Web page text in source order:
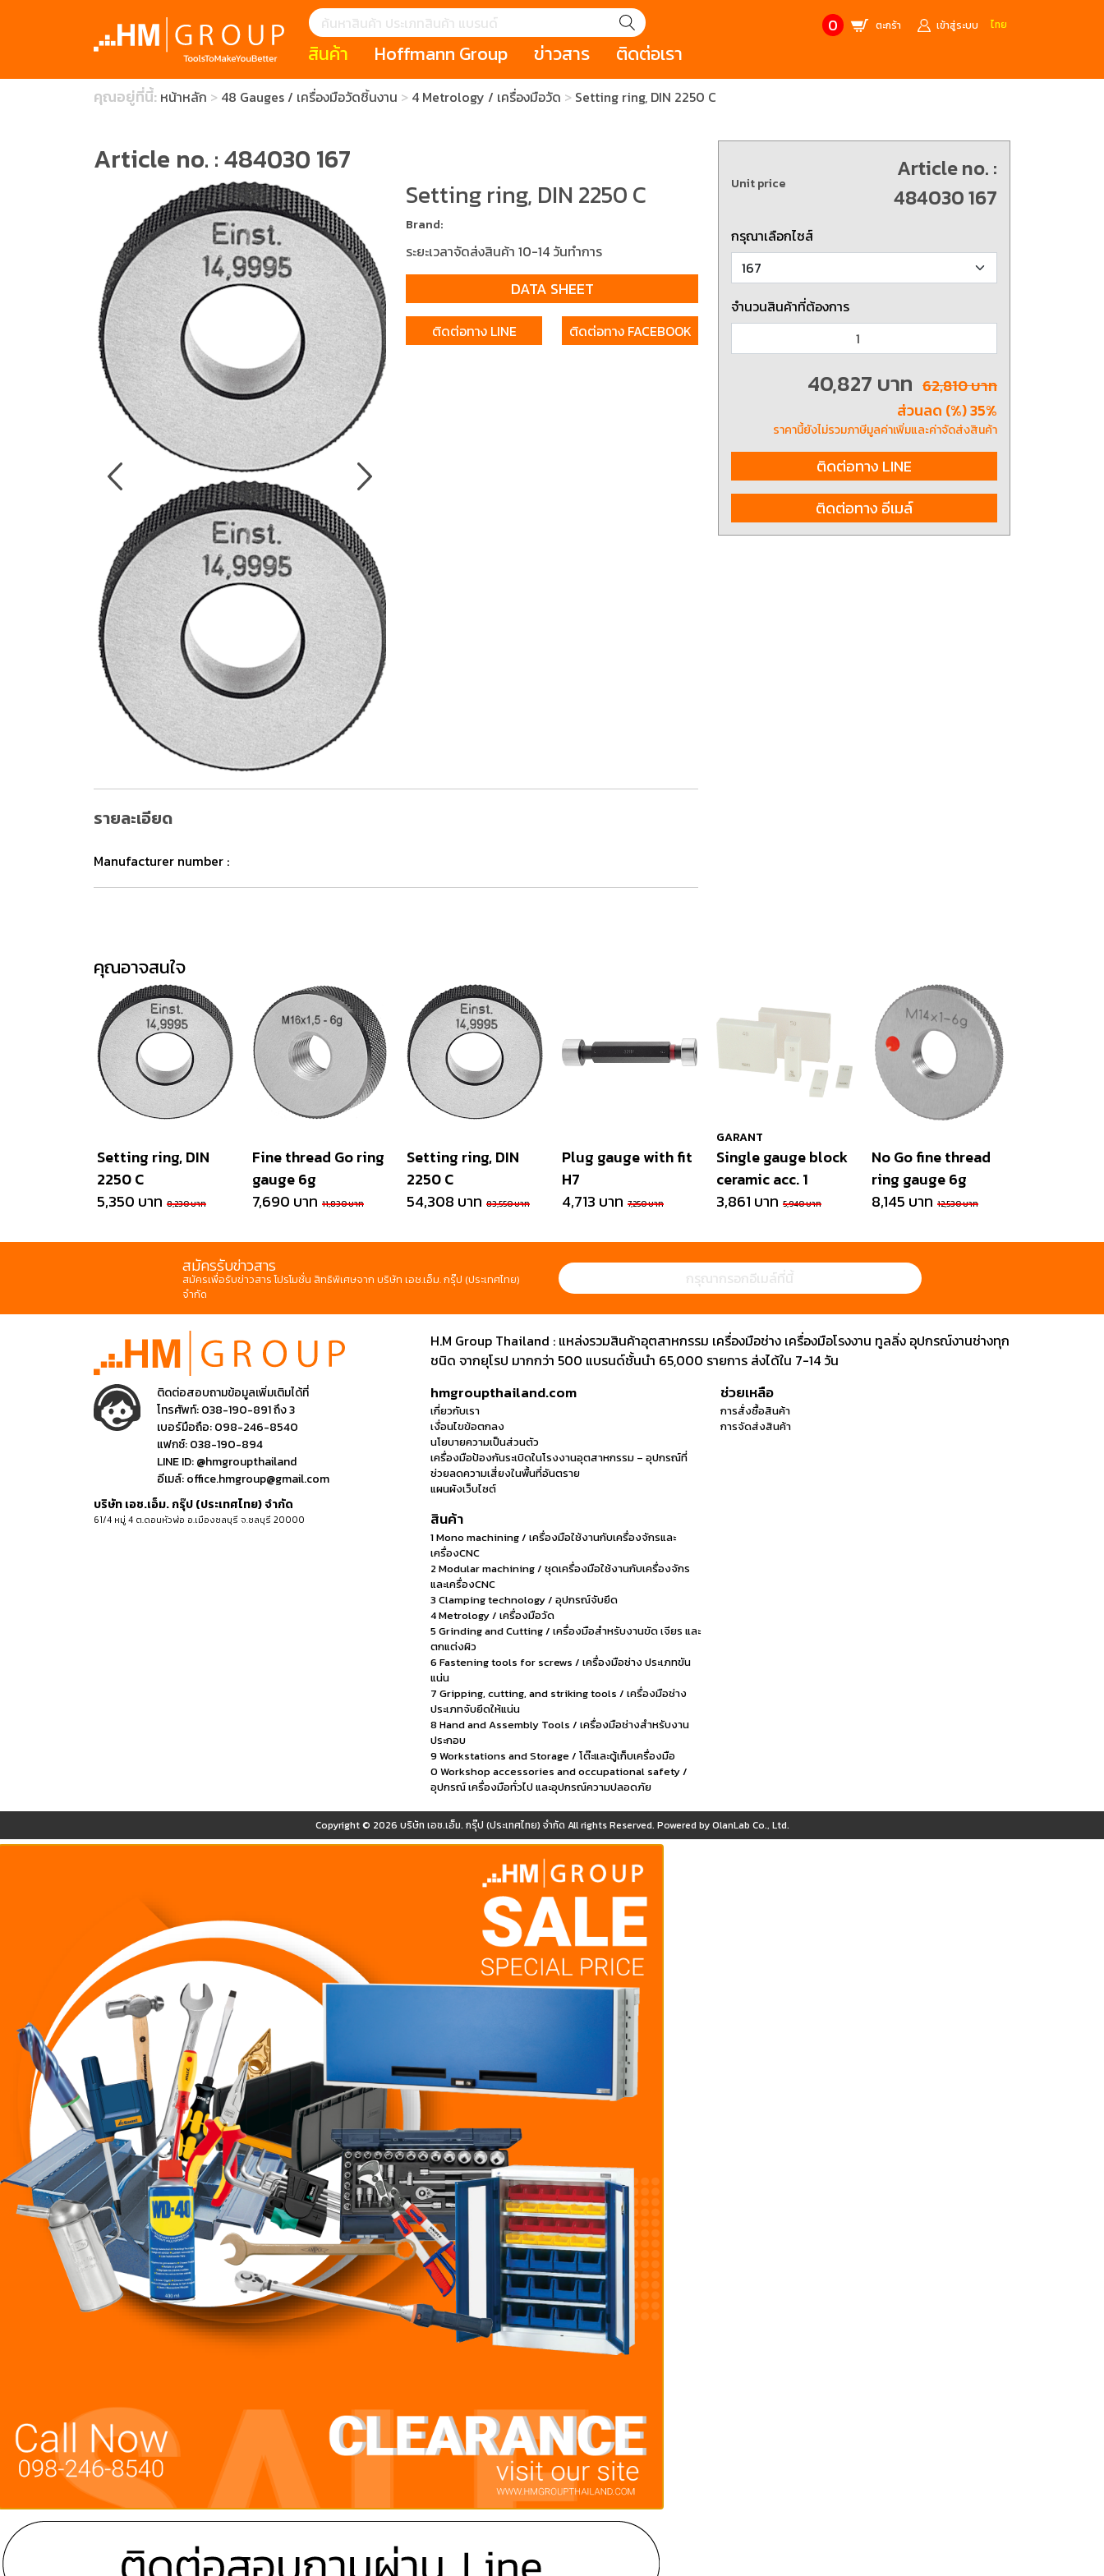
0 ตะกร้า เข้าสู่ระบบ ไทย
สินค้า
แนะนำ
กระดาษอุตสาหกรรม
มีดคัตเตอร์นิรภัย (safety cutter)
สินค้าประเภทประแจ
สินค้าราคาพิเศษจากแบรนด์ PB
สินค้าแนะนำประเภทไขควง
เครื่องมือที่ไม่ก่อให้เกิดประกายไฟ
(Non-sparking tools)
(ESD)
เครื่องมือสำหรับการทำงานในที่สูง
(Tools Height)
เครื่องมือสำหรับช่างยนต์ (
Mechanic Tools)
เครื่องมือสำหรับช่างไฟฟ้า
(Electrician Tool)
ATORN
ประเภท
1 Mono machining / เครื่องมือใช้
งานกับเครื่องจักรและเครื่องCNC
5 Grinding and Cutting / เครื่อง
มือสำหรับงานขัด เจียร และตกแต่ง
ผิว
7 Gripping, cutting, and striking
8 Hand and Assembly Tools /
9 Workstations and Storage /
โต๊ะและตู้เก็บเครื่องมือ
Hoffmann Group
HOFFMANN GROUP STORY HOLEX GARANT
ข่าวสาร
บทความ เหตุการณ์ Salespage
ติดต่อเรา
คุณอยู่ที่นี้: หน้าหลัก 48 Gauges / เครื่องมือวัดชิ้นงาน 4 Metrology / เครื่องมือวัด Setting ring, DIN 2250 C
Article no. : 484030 167
Setting ring, DIN 2250 C
Brand:
ระยะเวลาจัดส่งสินค้า 10-14 วันทำการ
DATA SHEET
ติดต่อทาง LINE ติดต่อทาง FACEBOOK
รายละเอียด
Manufacturer number :
Unit price
Article no. :
484030 167
กรุณาเลือกไซส์
จำนวนสินค้าที่ต้องการ
40,827 บาท 62,810 บาท
ส่วนลด (%) 35%
ราคานี้ยังไม่รวมภาษีมูลค่าเพิ่มและค่าจัดส่งสินค้า
ติดต่อทาง LINE
ติดต่อทาง อีเมล์
คุณอาจสนใจ
Setting ring, DIN
2250 C
5,350 บาท 8,230 บาท
Fine thread Go ring
gauge 6g
7,690 บาท 11,830 บาท
Setting ring, DIN
2250 C
54,308 บาท 83,550 บาท
Plug gauge with fit
H7
4,713 บาท 7,250 บาท
GARANT
Single gauge block
ceramic acc. 1
3,861 บาท 5,940 บาท
No Go fine thread
ring gauge 6g
8,145 บาท 12,530 บาท
สมัครรับข่าวสาร
สมัครเพื่อรับข่าวสาร โปรโมชั่น สิทธิพิเศษจาก บริษัท เอช.เอ็ม. กรุ๊ป (ประเทศไทย)
จำกัด
ติดต่อสอบถามข้อมูลเพิ่มเติมได้ที่
โทรศัพท์:038-190-891 ถึง 3
เบอร์มือถือ:098-246-8540
แฟกซ์:038-190-894
LINE ID:@hmgroupthailand
อีเมล์:office.hmgroup@gmail.com
บริษัท เอช.เอ็ม. กรุ๊ป (ประเทศไทย) จำกัด
61/4 หมู่ 4 ต.ดอนหัวฬ่อ อ.เมืองชลบุรี จ.ชลบุรี 20000
H.M Group Thailand : แหล่งรวมสินค้าอุตสาหกรรม เครื่องมือช่าง เครื่องมือโรงงาน ทูลลิ่ง อุปกรณ์งานช่างทุก
ชนิด จากยุโรป มากกว่า 500 แบรนด์ชั้นนำ 65,000 รายการ ส่งได้ใน 7-14 วัน
hmgroupthailand.com
เกี่ยวกับเรา
เงื่อนไขข้อตกลง
นโยบายความเป็นส่วนตัว
เครื่องมือป้องกันระเบิดในโรงงานอุตสาหกรรม – อุปกรณ์ที่
ช่วยลดความเสี่ยงในพื้นที่อันตราย
แผนผังเว็บไซต์
ช่วยเหลือ
การสั่งซื้อสินค้า
การจัดส่งสินค้า
สินค้า
1 Mono machining / เครื่องมือใช้งานกับเครื่องจักรและ
เครื่องCNC
2 Modular machining / ชุดเครื่องมือใช้งานกับเครื่องจักร
และเครื่องCNC
3 Clamping technology / อุปกรณ์จับยึด
4 Metrology / เครื่องมือวัด
5 Grinding and Cutting / เครื่องมือสำหรับงานขัด เจียร และ
ตกแต่งผิว
6 Fastening tools for screws / เครื่องมือช่าง ประเภทขัน
แน่น
7 Gripping, cutting, and striking tools / เครื่องมือช่าง
ประเภทจับยึดให้แน่น
8 Hand and Assembly Tools / เครื่องมือช่างสำหรับงาน
ประกอบ
9 Workstations and Storage / โต๊ะและตู้เก็บเครื่องมือ
0 Workshop accessories and occupational safety /
อุปกรณ์ เครื่องมือทั่วไป และอุปกรณ์ความปลอดภัย
Copyright © 2026 บริษัท เอช.เอ็ม. กรุ๊ป (ประเทศไทย) จำกัด All rights Reserved. Powered byOlanLab Co., Ltd.